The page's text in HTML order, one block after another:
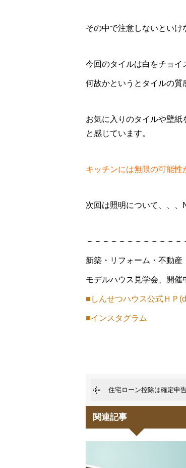
その中で注意しないといけ
今回のタイルは白をチョイ
何故かというとタイルの質
お気に入りのタイルや壁
と感じています。
キッチンには無限の可能性
次回は照明について、、、
－－－－－－－－－－－
新築・リフォーム・不動産
モデルハウス見学会、開催
■しんせつハウス公式ＨＰ
■インスタグラム
住宅ローン控除は確定申
関連記事